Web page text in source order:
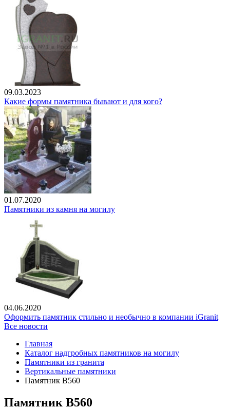
09.03.2023
Какие формы памятника бывают и для кого?
01.07.2020
Памятники из камня на могилу
04.06.2020
Оформить памятник стильно и необычно в компании iGranit
Все новости
Главная
Каталог надгробных памятников на могилу
Памятники из гранита
Вертикальные памятники
Памятник В560
Памятник В560